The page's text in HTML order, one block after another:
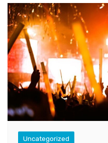
Uncategorized